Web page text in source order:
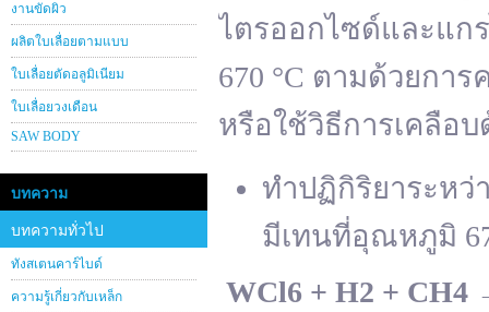
งานขัดผิว
ผลิตใบเลื่อยตามแบบ
ใบเลื่อยตัดอลูมิเนียม
ใบเลื่อยวงเดือน
SAW BODY
บทความ
บทความทั่วไป
ทังสเตนคาร์ไบด์
ความรู้เกี่ยวกับเหล็ก
ไตรออกไซด์และแก
670 °C ตามด้วยกา
หรือใช้วิธีการเคลือบ
ทำปฏิกิริยาระหว่
มีเทนที่อุณหภูมิ
WCl6 + H2 + CH4